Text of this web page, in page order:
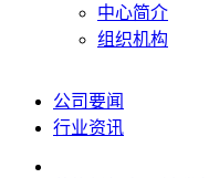
中心简介
组织机构
公司要闻
行业资讯